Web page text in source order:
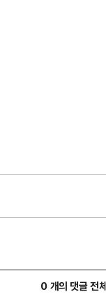
0 개의 댓글 전